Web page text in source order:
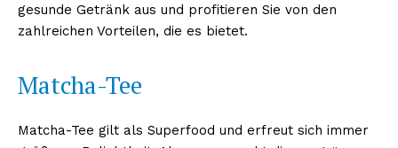
gesunde Getränk aus und profitieren Sie von den
zahlreichen Vorteilen, die es bietet.
Matcha-Tee
Matcha-Tee gilt als Superfood und erfreut sich immer